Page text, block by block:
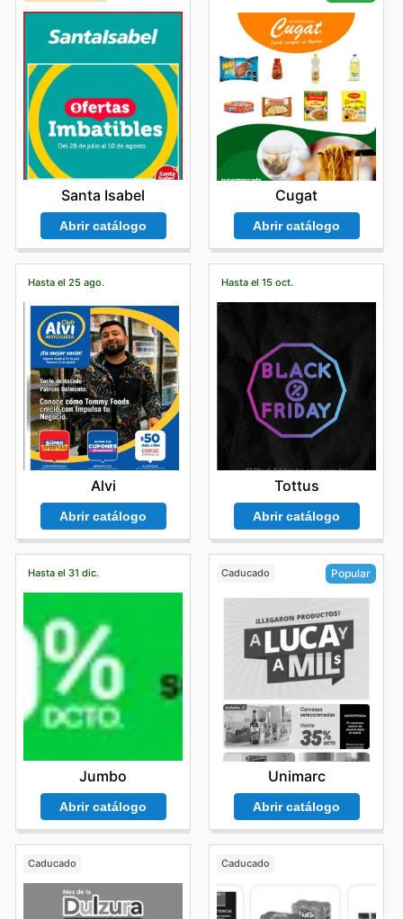
Santa Isabel
Abrir catálogo
Cugat
Abrir catálogo
Hasta el 25 ago.
Alvi
Abrir catálogo
Hasta el 15 oct.
Tottus
Abrir catálogo
Hasta el 31 dic.
Jumbo
Abrir catálogo
Caducado Popular
Unimarc
Abrir catálogo
Caducado Caducado